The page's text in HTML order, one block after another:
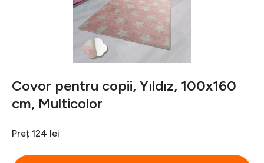
Covor pentru copii, Yıldız, 100x160
cm, Multicolor
Preț 124 lei